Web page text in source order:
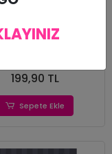
Bebek Boss Baby
199,90 TL
Sepete Ekle